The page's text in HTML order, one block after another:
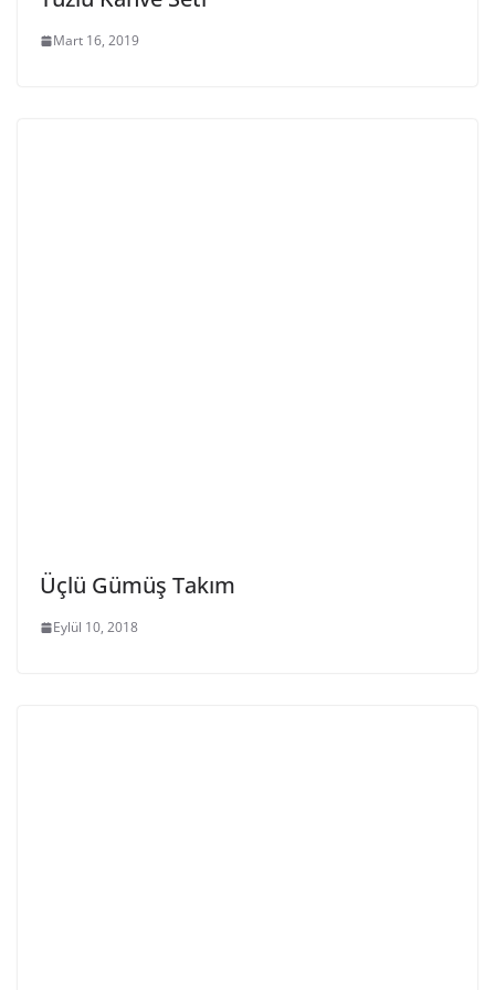
Mart 16, 2019
Üçlü Gümüş Takım
Eylül 10, 2018